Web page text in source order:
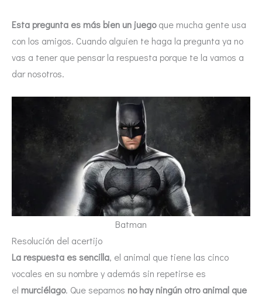
Esta pregunta es más bien un juegoque mucha gente usa
con los amigos. Cuando alguien te haga la pregunta ya no
vas a tener que pensar la respuesta porque te la vamos a
dar nosotros.
Batman
Resolución del acertijo
La respuesta es sencilla, el animal que tiene las cinco
vocales en su nombre y además sin repetirse es
el murciélago. Que sepamos no hay ningún otro animal que